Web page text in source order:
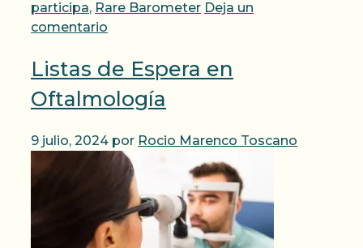
participa, Rare Barometer Deja un
comentario
Listas de Espera en
Oftalmología
9 julio, 2024 por Rocio Marenco Toscano